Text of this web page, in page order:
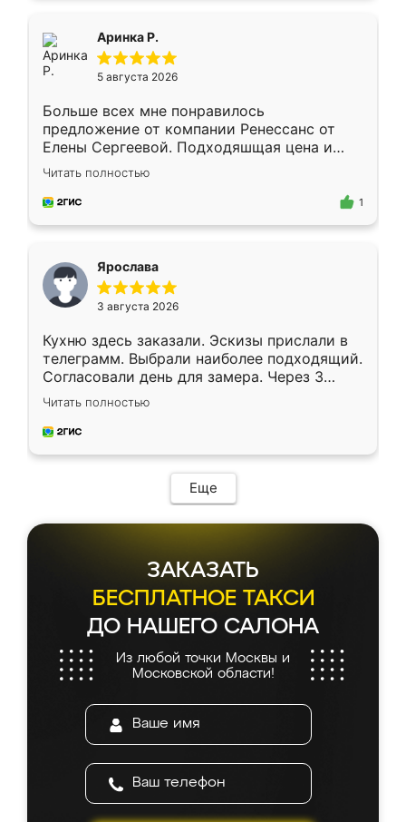
Аринка Р.
5 августа 2026
Больше всех мне понравилось
предложение от компании Ренессанс от
Елены Сергеевой. Подходяшщая цена и
короткие сроки изготовления. Приехавший
для замера сотрудник Владислав
предложил по моему эскизу самый
Читать полностью
1
Ярослава
3 августа 2026
Кухню здесь заказали. Эскизы прислали в
телеграмм. Выбрали наиболее подходящий.
Согласовали день для замера. Через 3
недели кухня была уже готова. Остались
довольны работой. Спасибо Ренессанс
мебель за качественную работу!
Читать полностью
Еще
ЗАКАЗАТЬ
БЕСПЛАТНОЕ ТАКСИ
ДО НАШЕГО САЛОНА
Из любой точки Москвы и
Московской области!